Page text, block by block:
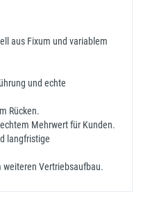
aus Fixum und variablem
und echte
Rücken.
Mehrwert für Kunden.
langfristige
weiteren Vertriebsaufbau.